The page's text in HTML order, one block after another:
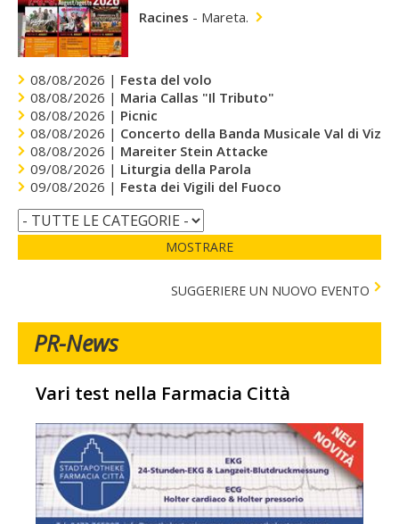
Racines - Mareta.
08/08/2026 | Festa del volo
08/08/2026 | Maria Callas "Il Tributo"
08/08/2026 | Picnic
08/08/2026 | Concerto della Banda Musicale Val di Vizze
08/08/2026 | Mareiter Stein Attacke
09/08/2026 | Liturgia della Parola
09/08/2026 | Festa dei Vigili del Fuoco
MOSTRARE
SUGGERIERE UN NUOVO EVENTO
PR-News
Vari test nella Farmacia Città